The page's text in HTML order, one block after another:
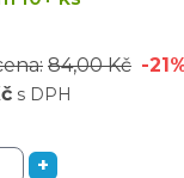
84,00 Kč -
s DPH
+